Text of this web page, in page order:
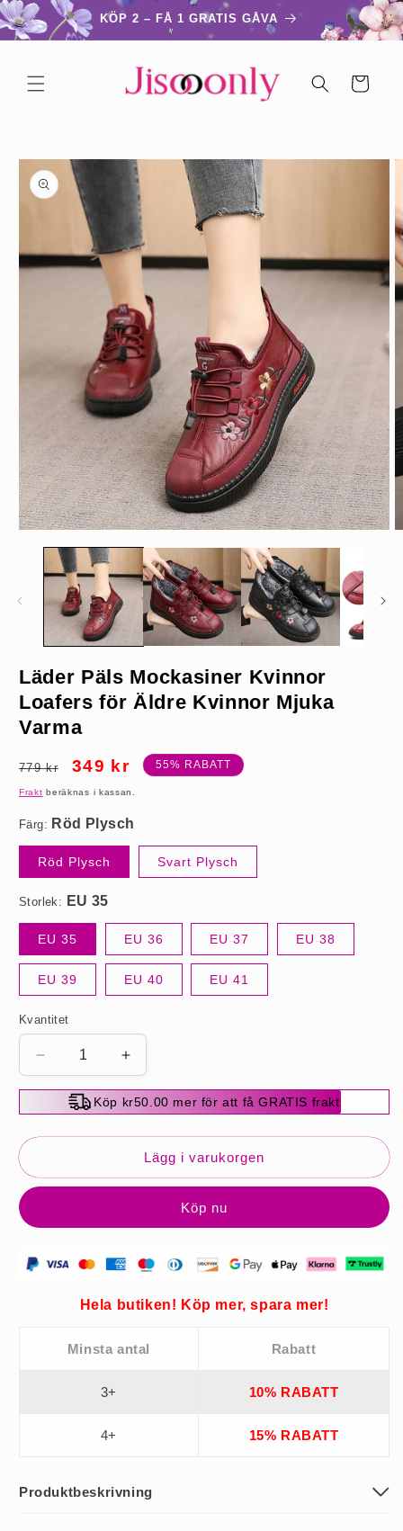
vidare
till
innehåll
KÖP 2 – FÅ 1 GRATIS GÅVA
Varukorg
vidare till
mediet
modalfönster
Läder Päls Mockasiner Kvinnor
Loafers för Äldre Kvinnor Mjuka
Varma
Ordinarie
pris
779 kr Försäljningspris
349 kr 55% RABATT
Frakt beräknas i kassan.
Färg:
Röd Plysch
Röd Plysch Svart Plysch
Storlek:
EU 35 EU 36 EU 37 EU 38
EU 39 EU 40 EU 41
Kvantitet
Minska
kvantitet
Läder
Päls
Kvinnor
Äldre
Mjuka
Öka
kvantitet
för
Läder
Päls
Mockasiner
Kvinnor
Äldre
Mjuka
Köp kr50.00 mer för att få GRATIS frakt
Lägg i varukorgen
Köp nu
Hela butiken! Köp mer, spara mer!
Minsta antal Rabatt
3+ 10% RABATT
4+ 15% RABATT
Produktbeskrivning